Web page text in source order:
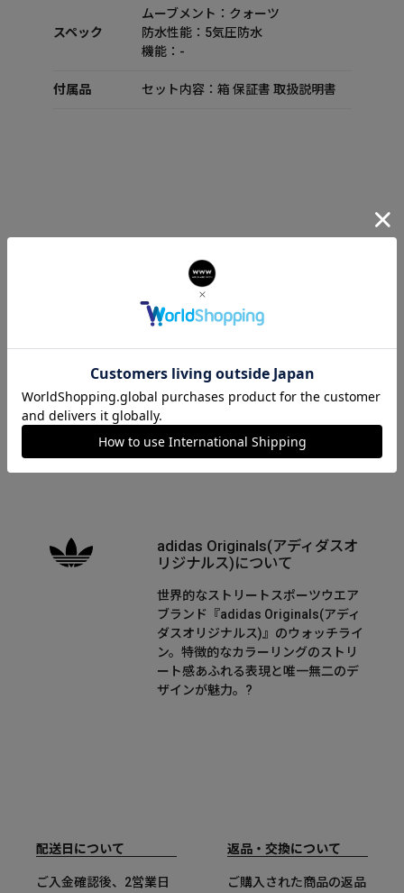
スペック
ムーブメント：クォーツ
防水性能：5気圧防水
機能：-
付属品 セット内容：箱 保証書 取扱説明書
取り扱い説明書
国際保証規定
adidas Originals(アディダスオ
リジナルス)について
世界的なストリートスポーツウエア
ブランド『adidas Originals(アディ
ダスオリジナルス)』のウォッチライ
ン。特徴的なカラーリングのストリ
ート感あふれる表現と唯一無二のデ
ザインが魅力。?
配送日について
ご入金確認後、2営業日
返品・交換について
ご購入された商品の返品